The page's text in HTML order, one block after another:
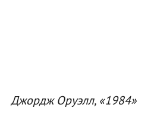
Джордж Оруэлл, «1984»